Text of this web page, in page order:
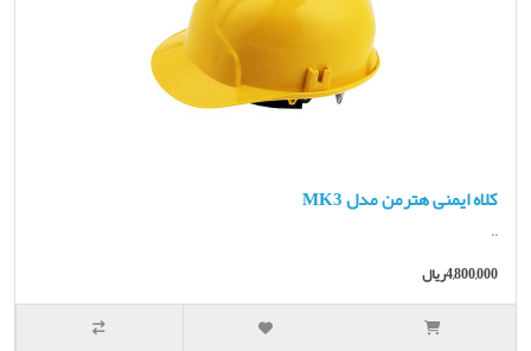
کلاه ایمنی هترمن مدل MK3
..
4,800,000ریال